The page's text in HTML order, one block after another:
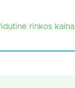
rinkos kaina